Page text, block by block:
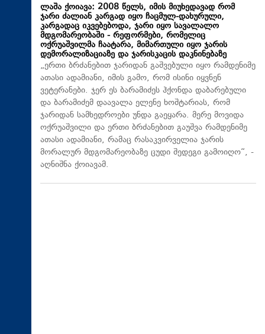
ლაშა ქოიავა: 2008 წელს, იმის მიუხედავად რომ
ჯარი ძალიან კარგად იყო ჩაცმულ-დახურული,
კარგადაც იკვებებოდა, ჯარი იყო სავალალო
მდგომარეობაში - რეფორმები, რომელიც
ოქრუაშვილმა ჩაატარა, მიმართული იყო ჯარის
დემორალიზაციაზე და ჯარისკაცის დაკნინებაზე
„ერთი ბრძანებით ჯარიდან გაშვებული იყო რამდენიმე
ათასი ადამიანი, იმის გამო, რომ ისინი იყვნენ
ვეტერანები. ჯერ ეს ბარამიძეს ჰქონდა დაბარებული
და ბარამიძემ დაავალა ელენე ხოშტარიას, რომ
ჯარიდან სამხედროები უნდა გაეყარა. მერე მოვიდა
ოქრუაშვილი და ერთი ბრძანებით გაუშვა რამდენიმე
ათასი ადამიანი, რამაც რასაკვირველია ჯარის
მორალურ მდგომარეობაზე ცუდი შედეგი გამოიღო“, -
აღნიშნა ქოიავამ.